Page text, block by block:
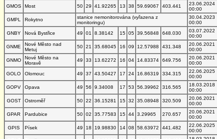
GMOS
Most 50 29 41.92265 13 38 59.69067 403.441
23.06.2024
00:00
GMPL
Rokytno
stanice nemonitorována (vyřazena z
monitoringu)
30.04.2023
00:00
GNBY
Nová Bystřice 49 01 8.38142 15 05 39.56848 648.030
03.07.2022
00:00
GNME
Nové Město nad
Metuj
50 21 35.68045 16 09 12.57988 431.348
20.06.2021
00:00
GNMO
Nové Město na
Moravě
49 33 13.62272 16 04 14.83374 649.756
20.06.2021
00:00
GOLO
Olomouc 49 37 43.50427 17 24 16.86319 334.315
22.06.2025
00:00
GOPV
Opava 49 56 9.34008 17 53 56.39962 316.565
18.03.2018
00:00
GOST
Ostroměř 50 22 36.15281 15 32 35.08948 320.509
20.06.2021
00:00
GPAR
Pardubice 50 02 35.77583 15 44 3.29965 270.657
20.06.2021
00:00
GPIS
Písek 49 18 19.98830 14 08 58.63972 441.482
22.06.2025
00:00